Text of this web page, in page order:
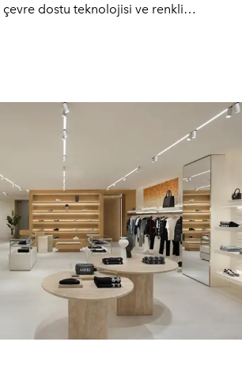
çevre dostu teknolojisi ve renkli